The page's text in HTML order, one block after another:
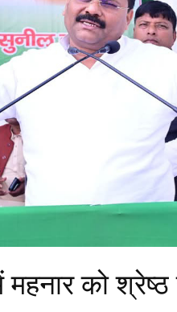
को श्रेष्ठ